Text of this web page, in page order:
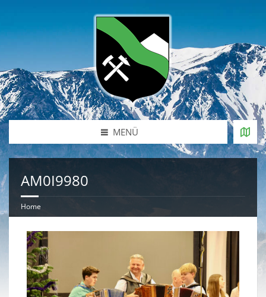
MENÜ
AM0I9980
Home